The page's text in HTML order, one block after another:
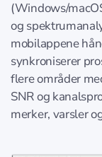
(Windows/
og
mobilappene
synkroniserer
flere områder
SNR og
merker, varsler